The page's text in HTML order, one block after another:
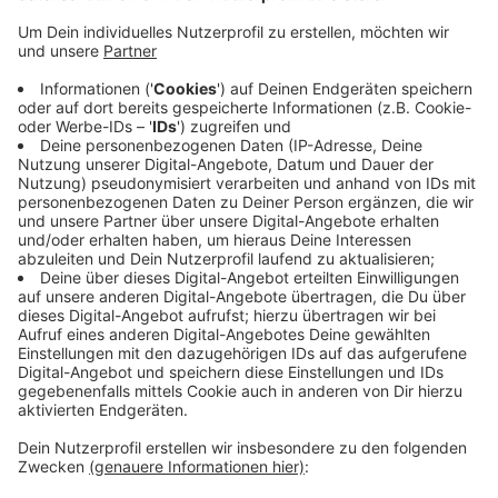
Darüber hinaus kritisiert der Verband, dass in
einigen Punkten nach wie vor die Rechtslage nicht
Bereichen noch ein klarer Fahrplan. Viele Gäste
kritisieren außerdem, dass sie im Restaurant
Listen mit ihren Daten ausfüllen müssen. Diese
Kritik kann der Deutsche Hotel- und
Gaststättenverband nachvollziehen. Schließlich
müsse das im Geschäft auch keiner machen. Aber
man sollte es als zusätzliche
Sicherheitsmaßnahme sehen.
Veröffentlicht:Montag, 18.05.2020 14:05
Anzeige